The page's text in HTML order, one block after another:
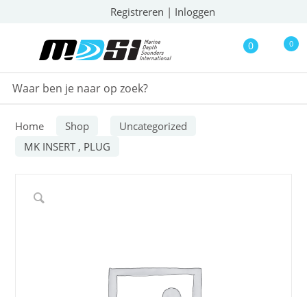
Registreren | Inloggen
0 0
Home Shop
Uncategorized
MK INSERT , PLUG